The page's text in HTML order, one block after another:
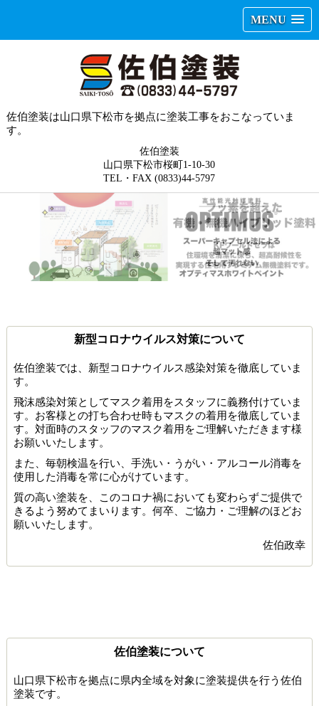
MENU
佐伯塗装は山口県下松市を拠点に塗装工事をおこなっていま
す。
佐伯塗装
山口県下松市桜町1-10-30
TEL・FAX (0833)44-5797
新型コロナウイルス対策について
佐伯塗装では、新型コロナウイルス感染対策を徹底していま
す。
飛沫感染対策としてマスク着用をスタッフに義務付けていま
す。お客様との打ち合わせ時もマスクの着用を徹底していま
す。対面時のスタッフのマスク着用をご理解いただきます様
お願いいたします。
また、毎朝検温を行い、手洗い・うがい・アルコール消毒を
使用した消毒を常に心がけています。
質の高い塗装を、このコロナ禍においても変わらずご提供で
きるよう努めてまいります。何卒、ご協力・ご理解のほどお
願いいたします。
佐伯政幸
佐伯塗装について
山口県下松市を拠点に県内全域を対象に塗装提供を行う佐伯
塗装です。